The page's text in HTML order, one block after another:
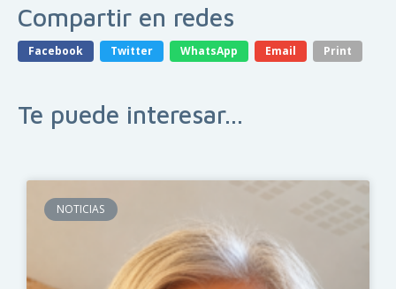
Compartir en redes
Facebook Twitter WhatsApp Email Print
Te puede interesar...
NOTICIAS